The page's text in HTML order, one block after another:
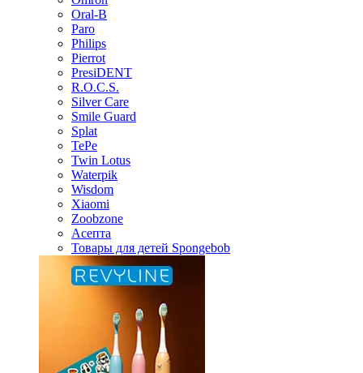
Oral-B
Paro
Philips
Pierrot
PresiDENT
R.O.C.S.
Silver Care
Smile Guard
Splat
TePe
Twin Lotus
Waterpik
Wisdom
Xiaomi
Zoobzone
Асепта
Товары для детей Spongebob